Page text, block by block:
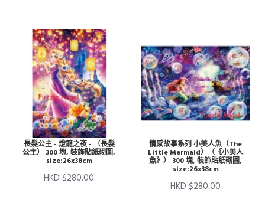
長髮公主 - 燈籠之夜 - （長髮
公主） 300 塊, 裝飾貼紙砌圖,
size:26x38cm
HKD $280.00
情感故事系列 小美人魚（The
Little Mermaid）（《小美人
魚》） 300 塊, 裝飾貼紙砌圖,
size:26x38cm
HKD $280.00